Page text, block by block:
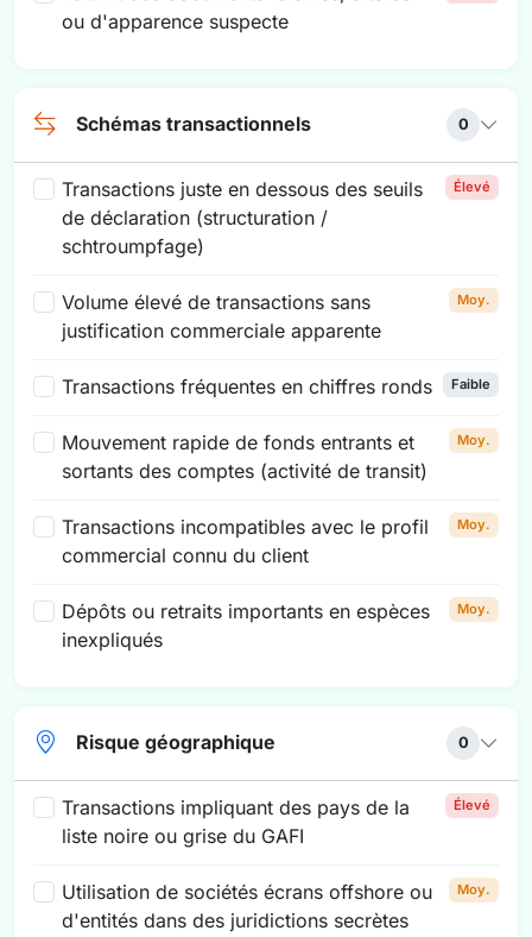
ou d'apparence suspecte
Schémas transactionnels 0
Transactions juste en dessous des seuils
de déclaration (structuration /
schtroumpfage)
Élevé
Volume élevé de transactions sans
justification commerciale apparente
Moy.
Transactions fréquentes en chiffres ronds Faible
Mouvement rapide de fonds entrants et
sortants des comptes (activité de transit)
Moy.
Transactions incompatibles avec le profil
commercial connu du client
Moy.
Dépôts ou retraits importants en espèces
inexpliqués
Moy.
Risque géographique 0
Transactions impliquant des pays de la
liste noire ou grise du GAFI
Élevé
Utilisation de sociétés écrans offshore ou
d'entités dans des juridictions secrètes
Moy.